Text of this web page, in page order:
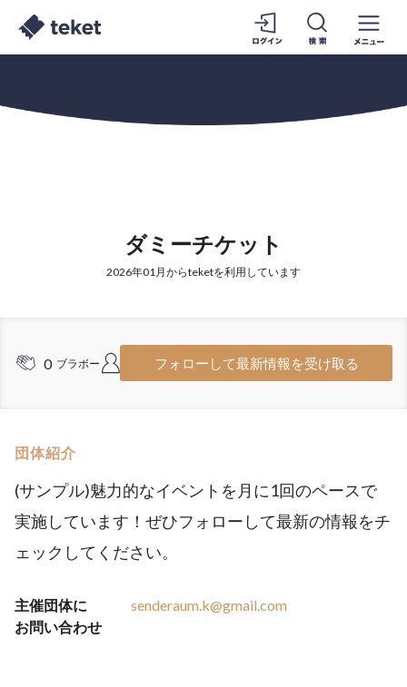
ダミーチケット
2026年01月からteketを利用しています
0 ブラボー フォロワー
フォローして最新情報を受け取る
団体紹介
(サンプル)魅力的なイベントを月に1回のペースで
実施しています！ぜひフォローして最新の情報をチ
ェックしてください。
主催団体に
お問い合わせ
senderaum.k@gmail.com